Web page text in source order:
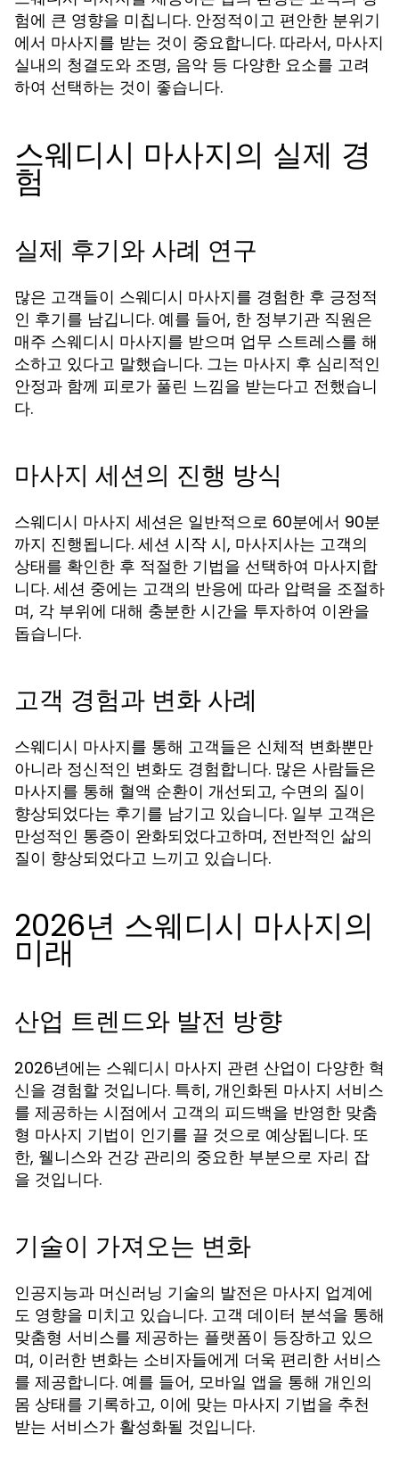
험에 큰 영향을 미칩니다. 안정적이고 편안한 분위기
에서 마사지를 받는 것이 중요합니다. 따라서, 마사지
실내의 청결도와 조명, 음악 등 다양한 요소를 고려
하여 선택하는 것이 좋습니다.
스웨디시 마사지의 실제 경
험
실제 후기와 사례 연구
많은 고객들이 스웨디시 마사지를 경험한 후 긍정적
인 후기를 남깁니다. 예를 들어, 한 정부기관 직원은
매주 스웨디시 마사지를 받으며 업무 스트레스를 해
소하고 있다고 말했습니다. 그는 마사지 후 심리적인
안정과 함께 피로가 풀린 느낌을 받는다고 전했습니
다.
마사지 세션의 진행 방식
스웨디시 마사지 세션은 일반적으로 60분에서 90분
까지 진행됩니다. 세션 시작 시, 마사지사는 고객의
상태를 확인한 후 적절한 기법을 선택하여 마사지합
니다. 세션 중에는 고객의 반응에 따라 압력을 조절하
며, 각 부위에 대해 충분한 시간을 투자하여 이완을
돕습니다.
고객 경험과 변화 사례
스웨디시 마사지를 통해 고객들은 신체적 변화뿐만
아니라 정신적인 변화도 경험합니다. 많은 사람들은
마사지를 통해 혈액 순환이 개선되고, 수면의 질이
향상되었다는 후기를 남기고 있습니다. 일부 고객은
만성적인 통증이 완화되었다고하며, 전반적인 삶의
질이 향상되었다고 느끼고 있습니다.
2026년 스웨디시 마사지의
미래
산업 트렌드와 발전 방향
2026년에는 스웨디시 마사지 관련 산업이 다양한 혁
신을 경험할 것입니다. 특히, 개인화된 마사지 서비스
를 제공하는 시점에서 고객의 피드백을 반영한 맞춤
형 마사지 기법이 인기를 끌 것으로 예상됩니다. 또
한, 웰니스와 건강 관리의 중요한 부분으로 자리 잡
을 것입니다.
기술이 가져오는 변화
인공지능과 머신러닝 기술의 발전은 마사지 업계에
도 영향을 미치고 있습니다. 고객 데이터 분석을 통해
맞춤형 서비스를 제공하는 플랫폼이 등장하고 있으
며, 이러한 변화는 소비자들에게 더욱 편리한 서비스
를 제공합니다. 예를 들어, 모바일 앱을 통해 개인의
몸 상태를 기록하고, 이에 맞는 마사지 기법을 추천
받는 서비스가 활성화될 것입니다.